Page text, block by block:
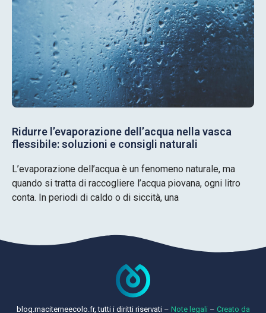
Ridurre l’evaporazione dell’acqua nella vasca
flessibile: soluzioni e consigli naturali
L’evaporazione dell’acqua è un fenomeno naturale, ma
quando si tratta di raccogliere l’acqua piovana, ogni litro
conta. In periodi di caldo o di siccità, una
blog.maciterneecolo.fr, tutti i diritti riservati – Note legali – Creato da